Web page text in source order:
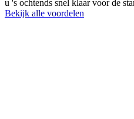
u 's ochtends snel klaar voor de
Bekijk alle voordelen